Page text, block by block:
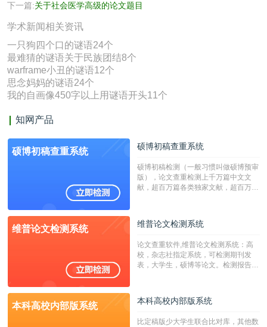
下一篇:关于社会医学高级的论文题目
学术新闻相关资讯
一只狗四个口的谜语24个
最难猜的谜语关于民族团结8个
warframe小丑的谜语12个
思念妈妈的谜语24个
我的自画像450字以上用谜语开头11个
知网产品
硕博初稿查重系统 硕博初稿查重系统
硕博初稿检测（一般习惯叫做硕博预审
版），论文查重检测上千万篇中文文
献，超百万篇各类独家文献，超百万港
校用来检测硕博论文的系统，检测范围
广，数据来源真实，检测算法合理!本
字符数30万）
维普论文检测系统 维普论文检测系统
论文查重软件,维普论文检测系统：高
校，杂志社指定系统，可检测期刊发
表，大学生，硕博等论文。检测报告支
本科高校内部版系统 本科高校内部版系统
比定稿版少大学生联合比对库，其他数